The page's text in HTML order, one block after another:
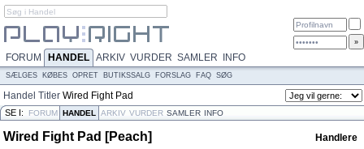
FORUM HANDEL ARKIV VURDER SAMLER INFO
SÆLGES KØBES OPRET BUTIKSSALG FORSLAG FAQ SØG
Handel Titler Wired Fight Pad
[Peach]
SE I: FORUM HANDEL ARKIV VURDER SAMLER INFO
Wired Fight Pad [Peach] Handlere